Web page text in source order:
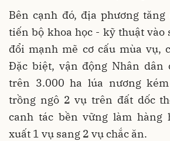
Bên cạnh đó, địa phương
tiến bộ khoa học - kỹ thuật vào
đổi mạnh mẽ cơ cấu mùa vụ,
Đặc biệt, vận động Nhân dân
trên 3.000 ha lúa nương
trồng ngô 2 vụ trên đất dốc
canh tác bền vững làm hàng
xuất 1 vụ sang 2 vụ chắc ăn.